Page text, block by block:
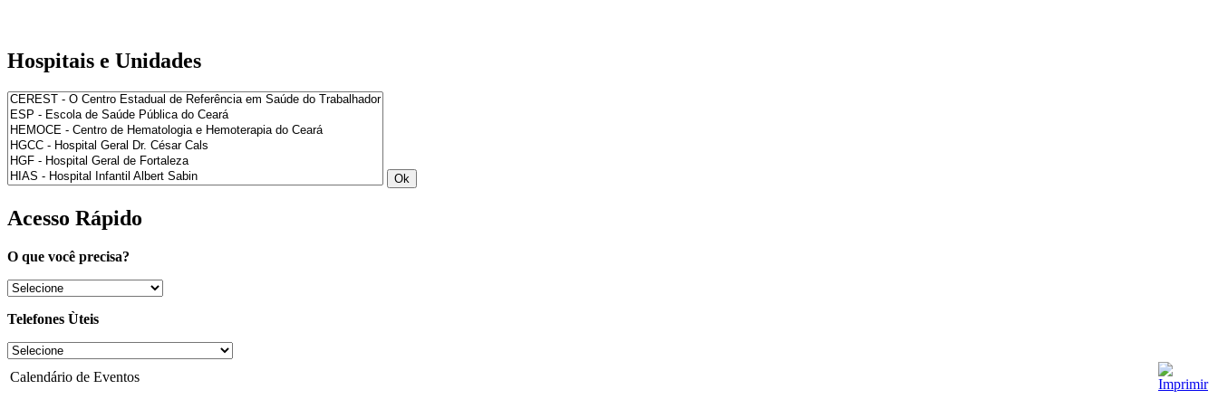
Hospitais e Unidades
Acesso Rápido
O que você precisa?
Telefones Ùteis
Calendário de Eventos